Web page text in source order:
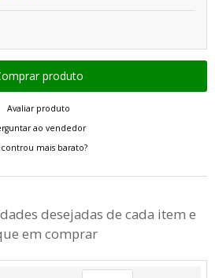
Avaliar produto
ao vendedor
mais barato?
desejadas de cada item e
em comprar